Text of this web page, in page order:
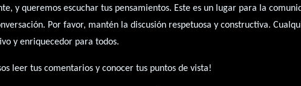
y queremos escuchar tus pensamientos. Este es un lugar para la
Por favor, mantén la discusión respetuosa y constructiva.
y enriquecedor para todos.
leer tus comentarios y conocer tus puntos de vista!